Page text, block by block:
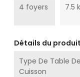
4 foyers
7.5
Détails du produit
Type De Table De
Cuisson